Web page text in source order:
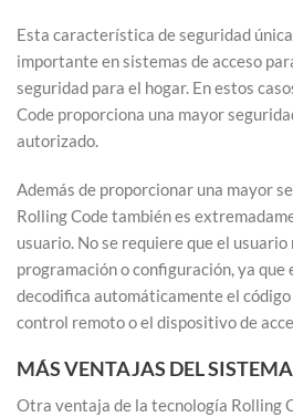
Esta característica de seguridad
importante en sistemas de acceso
seguridad para el hogar. En estos
Code proporciona una mayor
autorizado.
Además de proporcionar una mayor
Rolling Code también es
usuario. No se requiere que el
programación o configuración, ya
decodifica automáticamente el
control remoto o el dispositivo de
MÁS VENTAJAS DEL
Otra ventaja de la tecnología Rolling